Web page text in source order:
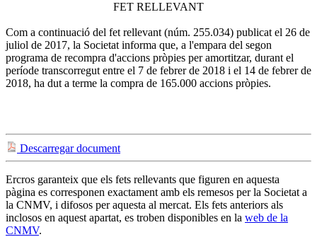
FET RELLEVANT
Com a continuació del fet rellevant (núm. 255.034) publicat el 26 de
juliol de 2017, la Societat informa que, a l'empara del segon
programa de recompra d'accions pròpies per amortitzar, durant el
període transcorregut entre el 7 de febrer de 2018 i el 14 de febrer de
2018, ha dut a terme la compra de 165.000 accions pròpies.
Descarregar document
Ercros garanteix que els fets rellevants que figuren en aquesta
pàgina es corresponen exactament amb els remesos per la Societat a
la CNMV, i difosos per aquesta al mercat. Els fets anteriors als
inclosos en aquest apartat, es troben disponibles en la web de la
CNMV.